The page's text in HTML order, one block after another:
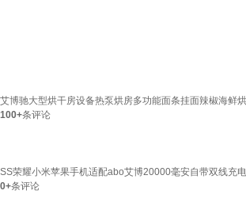
艾博驰大型烘干房设备热泵烘房多功能面条挂面辣椒海鲜
100+条评论
SS荣耀小米苹果手机适配abo艾博20000毫安自带双线充
0+条评论